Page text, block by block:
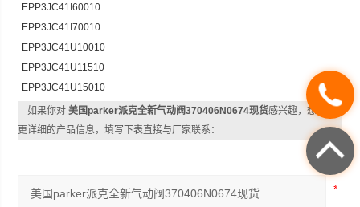
EPP3JC41I60010
EPP3JC41I70010
EPP3JC41U10010
EPP3JC41U11510
EPP3JC41U15010
如果你对美国parker派克全新气动阀370406N0674现货感兴趣，想了解
更详细的产品信息，填写下表直接与厂家联系：